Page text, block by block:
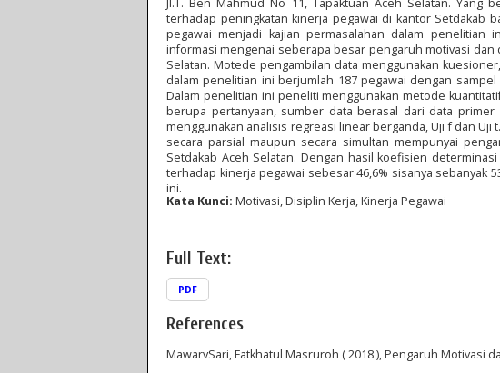
terhadap peningkatan kinerja pegawai di kantor Setdakab
pegawai menjadi kajian permasalahan dalam penelitian
informasi mengenai seberapa besar pengaruh motivasi
Selatan. Motede pengambilan data menggunakan
dalam penelitian ini berjumlah 187 pegawai dengan
Dalam penelitian ini peneliti menggunakan metode
berupa pertanyaan, sumber data berasal dari data
menggunakan analisis regreasi linear berganda, Uji f dan
secara parsial maupun secara simultan mempunyai
Setdakab Aceh Selatan. Dengan hasil koefisien
terhadap kinerja pegawai sebesar 46,6% sisanya sebanyak
ini.
Kata Kunci: Motivasi, Disiplin Kerja, Kinerja Pegawai
Full Text:
PDF
References
MawarvSari, Fatkhatul Masruroh ( 2018 ), Pengaruh Motivasi